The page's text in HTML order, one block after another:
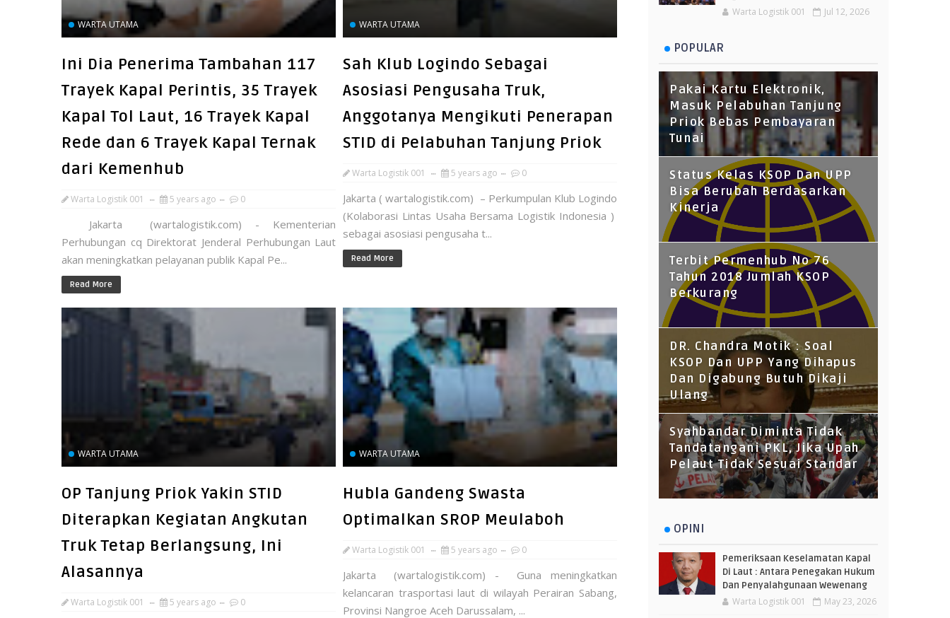
WARTA UTAMA
Ini Dia Penerima Tambahan 117
Trayek Kapal Perintis, 35 Trayek
Kapal Tol Laut, 16 Trayek Kapal
Rede dan 6 Trayek Kapal Ternak
dari Kemenhub
Warta Logistik 001 5 years ago 0
Jakarta (wartalogistik.com) - Kementerian
Perhubungan cq Direktorat Jenderal Perhubungan Laut
akan meningkatkan pelayanan publik Kapal Pe...
Read More
WARTA UTAMA
Sah Klub Logindo Sebagai
Asosiasi Pengusaha Truk,
Anggotanya Mengikuti Penerapan
STID di Pelabuhan Tanjung Priok
Warta Logistik 001 5 years ago 0
Jakarta ( wartalogistik.com) – Perkumpulan Klub Logindo
(Kolaborasi Lintas Usaha Bersama Logistik Indonesia )
sebagai asosiasi pengusaha t...
Read More
WARTA UTAMA
OP Tanjung Priok Yakin STID
Diterapkan Kegiatan Angkutan
Truk Tetap Berlangsung, Ini
Alasannya
Warta Logistik 001 5 years ago 0
WARTA UTAMA
Hubla Gandeng Swasta
Optimalkan SROP Meulaboh
Warta Logistik 001 5 years ago 0
Jakarta (wartalogistik.com) - Guna meningkatkan
kelancaran trasportasi laut di wilayah Perairan Sabang,
Provinsi Nangroe Aceh Darussalam, ...
Warta Logistik 001 Jul 12, 2026
POPULAR
Pakai Kartu Elektronik,
Masuk Pelabuhan Tanjung
Priok Bebas Pembayaran
Tunai
Status Kelas KSOP Dan UPP
Bisa Berubah Berdasarkan
Kinerja
Terbit Permenhub No 76
Tahun 2018 Jumlah KSOP
Berkurang
DR. Chandra Motik : Soal
KSOP Dan UPP Yang Dihapus
Dan Digabung Butuh Dikaji
Ulang
Syahbandar Diminta Tidak
Tandatangani PKL, Jika Upah
Pelaut Tidak Sesuai Standar
OPINI
Pemeriksaan Keselamatan Kapal
Di Laut : Antara Penegakan Hukum
Dan Penyalahgunaan Wewenang
Warta Logistik 001 May 23, 2026